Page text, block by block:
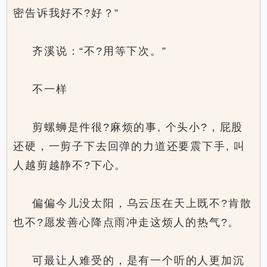
密告诉我好不?好？”
齐溪说：“不?用等下次。”
不一样
剪螺蛳是件很?麻烦的事, 个头小?，屁股
还硬，一剪子下去回弹的力道还要震下手, 叫
人越剪越静不?下心。
偏偏今儿没太阳，乌云压在天上既不?肯散
也不?愿发善心降点雨冲走这烦人的热气?。
可最让人难受的，是有一个听的人更加沉